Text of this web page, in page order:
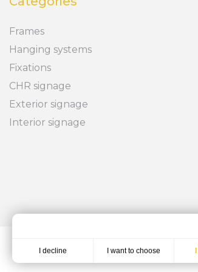
Frames
Hanging systems
Fixations
CHR signage
Exterior signage
Interior signage
I decline I want to choose